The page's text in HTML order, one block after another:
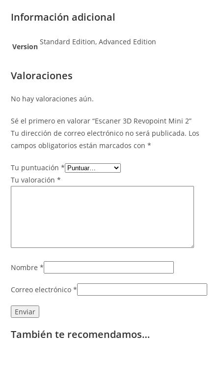
Información adicional
Version
Standard Edition, Advanced Edition
Valoraciones
No hay valoraciones aún.
Sé el primero en valorar “Escaner 3D Revopoint Mini 2”
Tu dirección de correo electrónico no será publicada. Los
campos obligatorios están marcados con*
Tu puntuación*
Tu valoración*
Nombre*
Correo electrónico*
También te recomendamos…